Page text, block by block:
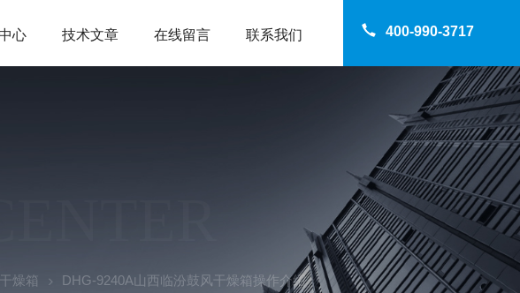
400-990-3717
心 技术文章 在线留言 联系我们
燥箱 DHG-9240A山西临汾鼓风干燥箱操作介绍